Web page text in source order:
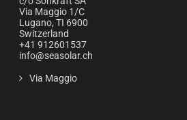
Via Maggio 1/C
Lugano,TI 6900
Switzerland
+41 912601537
info@seasolar.ch
Via Maggio